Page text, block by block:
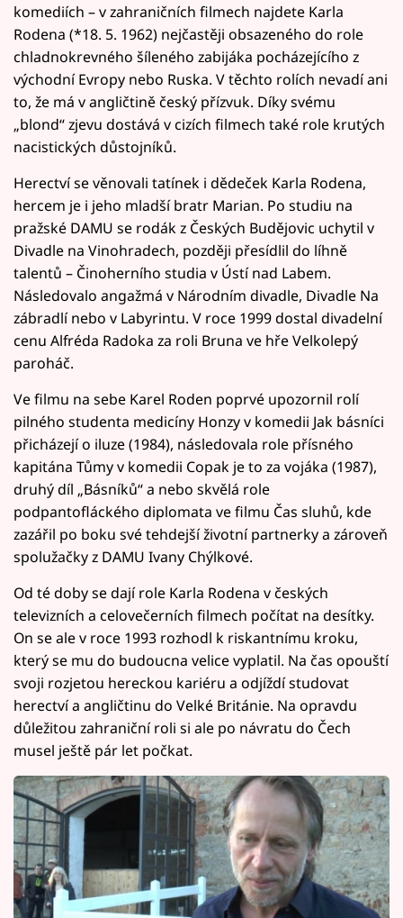
komediích – v zahraničních filmech najdete Karla
Rodena (*18. 5. 1962) nejčastěji obsazeného do role
chladnokrevného šíleného zabijáka pocházejícího z
východní Evropy nebo Ruska. V těchto rolích nevadí ani
to, že má v angličtině český přízvuk. Díky svému
„blond“ zjevu dostává v cizích filmech také role krutých
nacistických důstojníků.
Herectví se věnovali tatínek i dědeček Karla Rodena,
hercem je i jeho mladší bratr Marian. Po studiu na
pražské DAMU se rodák z Českých Budějovic uchytil v
Divadle na Vinohradech, později přesídlil do líhně
talentů – Činoherního studia v Ústí nad Labem.
Následovalo angažmá v Národním divadle, Divadle Na
zábradlí nebo v Labyrintu. V roce 1999 dostal divadelní
cenu Alfréda Radoka za roli Bruna ve hře Velkolepý
paroháč.
Ve filmu na sebe Karel Roden poprvé upozornil rolí
pilného studenta medicíny Honzy v komedii Jak básníci
přicházejí o iluze (1984), následovala role přísného
kapitána Tůmy v komedii Copak je to za vojáka (1987),
druhý díl „Básníků“ a nebo skvělá role
podpantofláckého diplomata ve filmu Čas sluhů, kde
zazářil po boku své tehdejší životní partnerky a zároveň
spolužačky z DAMU Ivany Chýlkové.
Od té doby se dají role Karla Rodena v českých
televizních a celovečerních filmech počítat na desítky.
On se ale v roce 1993 rozhodl k riskantnímu kroku,
který se mu do budoucna velice vyplatil. Na čas opouští
svoji rozjetou hereckou kariéru a odjíždí studovat
herectví a angličtinu do Velké Británie. Na opravdu
důležitou zahraniční roli si ale po návratu do Čech
musel ještě pár let počkat.